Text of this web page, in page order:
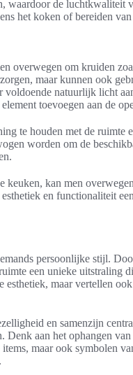
de luchtkwaliteit
het koken of bereiden
overwegen om kruiden
maar kunnen ook
voldoende natuurlijk licht
toevoegen aan de
te houden met de ruimte
worden om de
kan men
en functionaliteit
persoonlijke stijl.
een unieke uitstraling
maar vertellen
en samenzijn
Denk aan het ophangen
maar ook symbolen